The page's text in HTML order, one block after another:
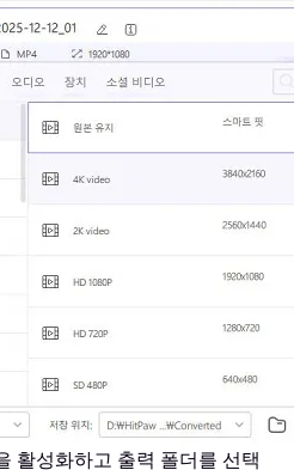
활성화하고 출력 폴더를 선택